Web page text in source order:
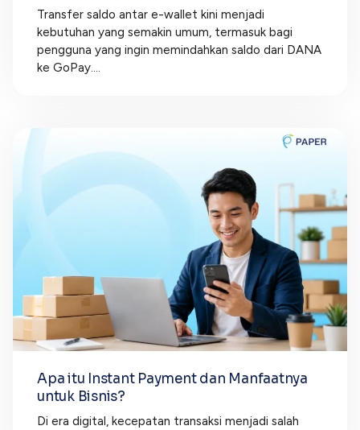
Transfer saldo antar e-wallet kini menjadi
kebutuhan yang semakin umum, termasuk bagi
pengguna yang ingin memindahkan saldo dari DANA
ke GoPay....
Apa itu Instant Payment dan Manfaatnya
untuk Bisnis?
Di era digital, kecepatan transaksi menjadi salah